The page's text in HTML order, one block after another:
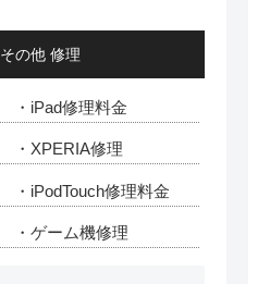
その他 修理
・iPad修理料金
・XPERIA修理
・iPodTouch修理料金
・ゲーム機修理